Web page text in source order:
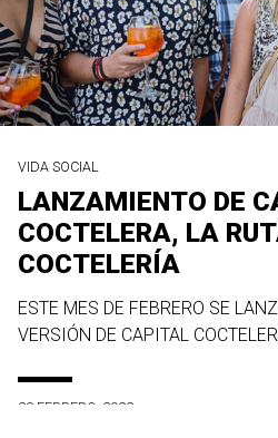
VIDA SOCIAL
LANZAMIENTO DE
COCTELERA, LA
COCTELERÍA
ESTE MES DE FEBRERO SE
VERSIÓN DE CAPITAL
23 FEBRERO, 2022